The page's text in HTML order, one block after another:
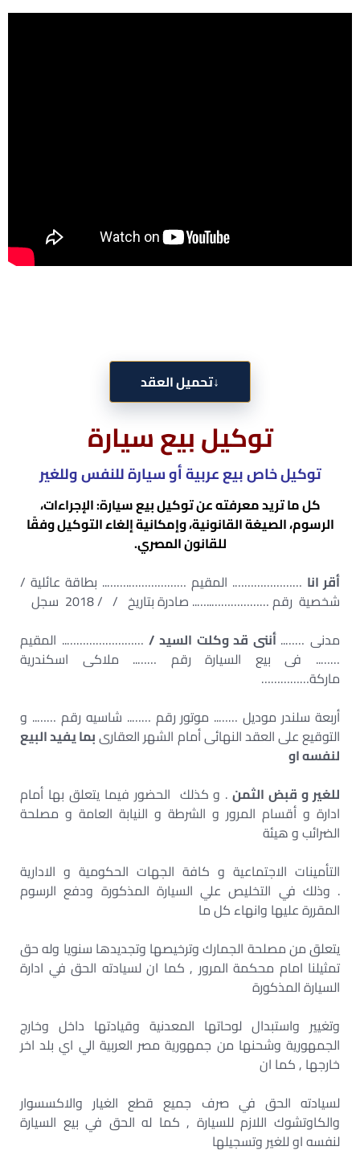
↓تحميل العقد
توكيل بيع سيارة
توكيل خاص بيع عربية أو سيارة للنفس وللغير
كل ما تريد معرفته عن توكيل بيع سيارة: الإجراءات،
الرسوم، الصيغة القانونية، وإمكانية إلغاء التوكيل وفقًا
للقانون المصري.
أقر انا …………………. المقيم ……………….…….. بطاقة عائلية /
شخصية رقم ………………..….. صادرة بتاريخ / / 2018 سجل
مدنى …….. أننى قد وكلت السيد /…………………….. المقيم
…….. فى بيع السيارة رقم …….. ملاكى اسكندرية
ماركة……………
أربعة سلندر موديل …….. موتور رقم …….. شاسيه رقم …….. و
التوقيع على العقد النهائى أمام الشهر العقارىبما يفيد البيع
لنفسه او
للغير و قبض الثمن. و كذلك الحضور فيما يتعلق بها أمام
ادارة و أقسام المرور و الشرطة و النيابة العامة و مصلحة
الضرائب و هيئة
التأمينات الاجتماعية و كافة الجهات الحكومية و الادارية
. وذلك في التخليص علي السيارة المذكورة ودفع الرسوم
المقررة عليها وانهاء كل ما
يتعلق من مصلحة الجمارك وترخيصها وتجديدها سنويا وله حق
تمثيلنا امام محكمة المرور , كما ان لسيادته الحق في ادارة
السيارة المذكورة
وتغيير واستبدال لوحاتها المعدنية وقيادتها داخل وخارج
الجمهورية وشحنها من جمهورية مصر العربية الي اي بلد اخر
خارجها , كما ان
لسيادته الحق في صرف جميع قطع الغيار والاكسسوار
والكاوتشوك اللازم للسيارة , كما له الحق في بيع السيارة
لنفسه او للغير وتسجيلها